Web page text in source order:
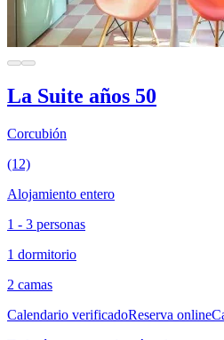
La Suite años 50
Corcubión
(12)
Alojamiento entero
1 - 3 personas
1 dormitorio
2 camas
Calendario verificadoReserva online